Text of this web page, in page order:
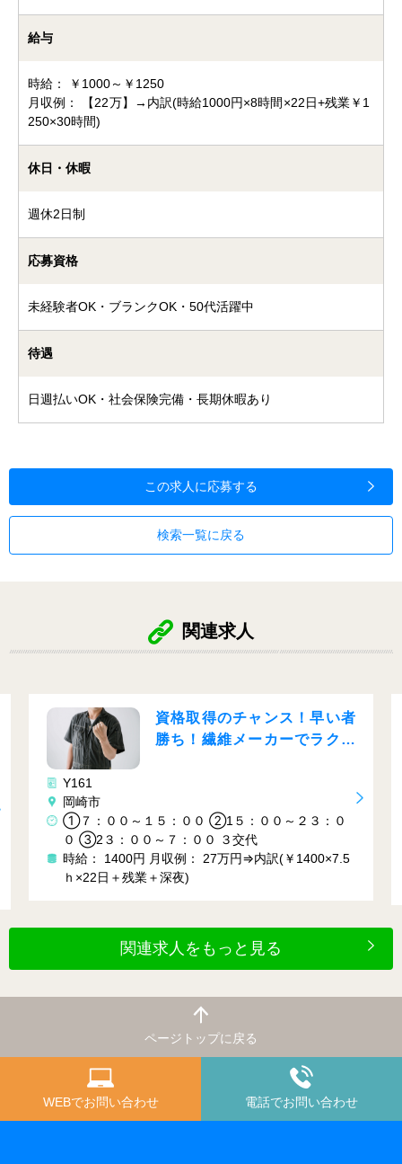
給与
時給： ￥1000～￥1250
月収例： 【22万】→内訳(時給1000円×8時間×22日+残業￥1
250×30時間)
休日・休暇
週休2日制
応募資格
未経験者OK・ブランクOK・50代活躍中
待遇
日週払いOK・社会保険完備・長期休暇あり
この求人に応募する
検索一覧に戻る
関連求人
資格取得のチャンス！早い者
勝ち！繊維メーカーでラクラ
ク作業♬
：００～１５：００ ②1５：００～２３：０
３：００～７：００ ３交代
： 1400円月収例： 27万円⇒内訳(￥1400×7.5
日＋残業＋深夜)
愛知県田
時給：
関連求人をもっと見る
ページトップに戻る
WEBでお問い合わせ 電話でお問い合わせ